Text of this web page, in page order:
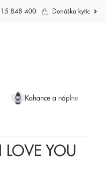
848 400 Donáška kytíc
Kahance a náplne
LOVE YOU